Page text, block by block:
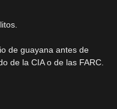
de guayana antes de
de la CIA o de las FARC.